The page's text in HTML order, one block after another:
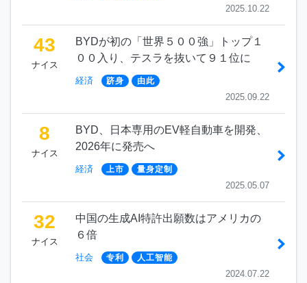
2025.10.22
43
ナイス
BYDが初の「世界５００強」トップ１
００入り、テスラを抜いて９１位に
経済 跻身 由此
2025.09.22
8
ナイス
BYD、日本専用のEV軽自動車を開発、
2026年に発売へ
経済 上市 量身定制
2025.05.07
32
ナイス
中国の生成AI特許出願数はアメリカの
６倍
社会 专利 人工智能
2024.07.22